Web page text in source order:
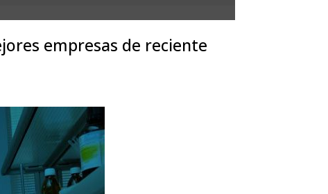
empresas de reciente